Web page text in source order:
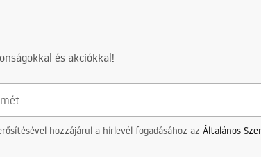
és akciókkal!
hozzájárul a hírlevél fogadásához az Általános